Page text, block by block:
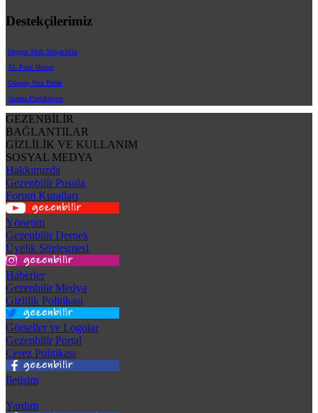
Destekçilerimiz
Hepgur Mali Müşavirlik
XL Print House
Günpay Stor Perde
Aspera Projeksiyon
GEZENBİLİR
BAĞLANTILAR
GİZLİLİK VE KULLANIM
SOSYAL MEDYA
Hakkımızda
Gezenbilir Pusula
Forum Kuralları
Yönetim
Gezenbilir Dernek
Üyelik Sözleşmesi
Haberler
Gezenbilir Medya
Gizlilik Politikası
Görseller ve Logolar
Gezenbilir Portal
Çerez Politikası
İletişim
Yardım